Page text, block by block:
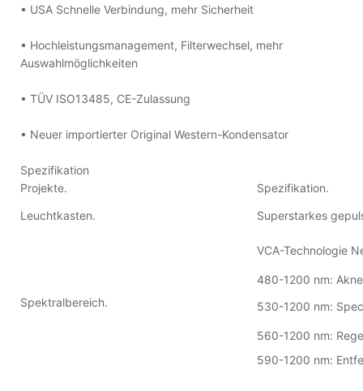
• USA Schnelle Verbindung, mehr Sicherheit
• Hochleistungsmanagement, Filterwechsel, mehr
Auswahlmöglichkeiten
• TÜV ISO13485, CE-Zulassung
• Neuer importierter Original Western-Kondensator
Spezifikation
Projekte.
Spezifikation.
Leuchtkasten.
Superstarkes
Spektralbereich.
VCA-Technologie
480-1200 nm:
530-1200 nm:
560-1200 nm:
590-1200 nm: